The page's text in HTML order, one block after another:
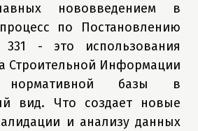
нововведением в
по Постановлению
331 - это использования
Строительной Информации
базы в
вид. Что создает новые
и анализу данных